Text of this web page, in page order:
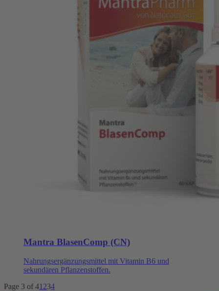
Mantra BlasenComp (CN)
Nahrungsergänzungsmittel mit Vitamin B6 und
sekundären Pflanzenstoffen.
Page 3 of 41 234